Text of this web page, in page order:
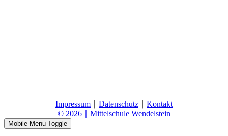
Impressum Datenschutz
Kontakt
© 2026 ∣ Mittelschule Wendelstein
Mobile Menu Toggle